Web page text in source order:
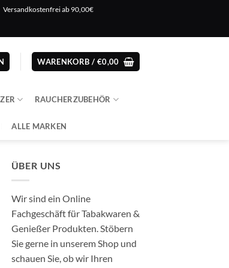
Versandkostenfrei ab 90,00€
WARENKORB / €0,00
RAUCHERZUBEHÖR
ALLE MARKEN
ÜBER UNS
Wir sind ein Online
Fachgeschäft für Tabakwaren &
Genießer Produkten. Stöbern
Sie gerne in unserem Shop und
schauen Sie, ob wir Ihren